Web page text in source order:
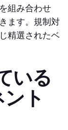
組み合わせ
ます。規制対
精選されたベ
いる
ト